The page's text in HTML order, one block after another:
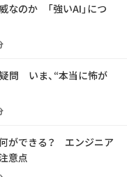
なのか 「強いAI」につ
疑問 いま、“本当に怖が
ができる？ エンジニア
意点